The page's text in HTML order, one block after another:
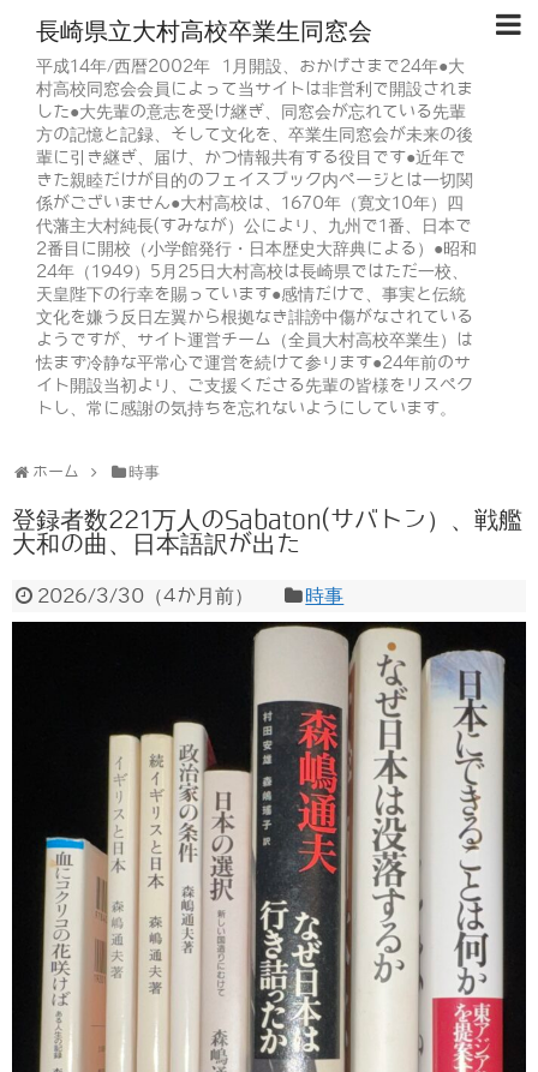
長崎県立大村高校卒業生同窓会
平成14年/西暦2002年 1月開設、おかげさまで24年●大
村高校同窓会会員によって当サイトは非営利で開設されま
した●大先輩の意志を受け継ぎ、同窓会が忘れている先輩
方の記憶と記録、そして文化を、卒業生同窓会が未来の後
輩に引き継ぎ、届け、かつ情報共有する役目です●近年で
きた親睦だけが目的のフェイスブック内ページとは一切関
係がございません●大村高校は、1670年（寛文10年）四
代藩主大村純長(すみなが）公により、九州で1番、日本で
2番目に開校（小学館発行・日本歴史大辞典による）●昭和
24年（1949）5月25日大村高校は長崎県ではただ一校、
天皇陛下の行幸を賜っています●感情だけで、事実と伝統
文化を嫌う反日左翼から根拠なき誹謗中傷がなされている
ようですが、サイト運営チーム（全員大村高校卒業生）は
怯まず冷静な平常心で運営を続けて参ります●24年前のサ
イト開設当初より、ご支援くださる先輩の皆様をリスペク
トし、常に感謝の気持ちを忘れないようにしています。
ホーム 時事
登録者数221万人のSabaton(サバトン）、戦艦
大和の曲、日本語訳が出た
2026/3/30（4か月前） 時事